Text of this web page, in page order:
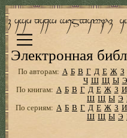
Электронная
По авторам: А Б В Г Д Е Ж З
Ч Ш Щ Ы Э
По книгам: А Б В Г Д Е Ж З И
Ш Щ Ы Э
По сериям: А Б В Г Д Е Ж З И
Ш Щ Ы Э